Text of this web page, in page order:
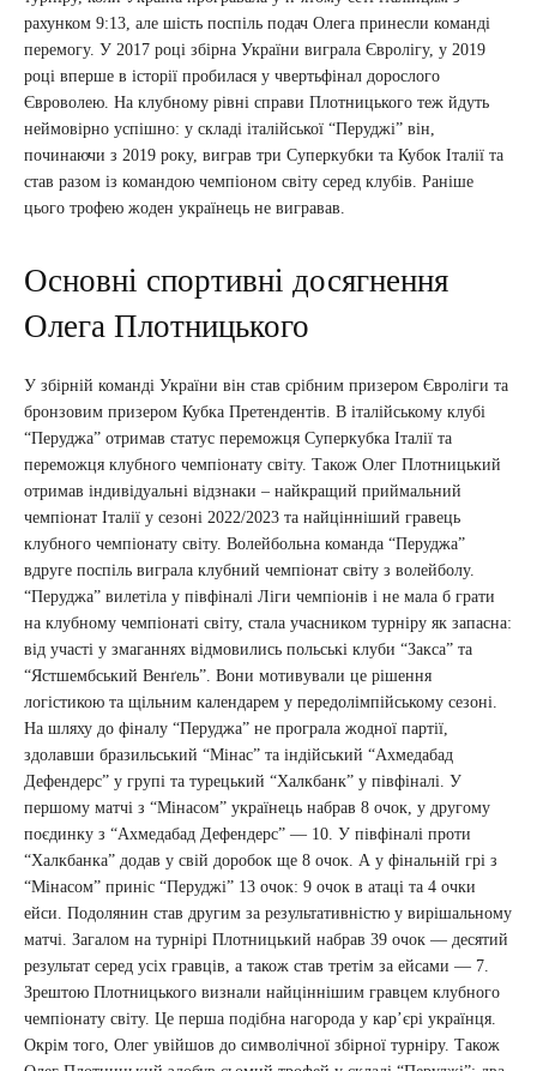
рахунком 9:13, але шість поспіль подач Олега принесли команді
перемогу. У 2017 році збірна України виграла Євролігу, у 2019
році вперше в історії пробилася у чвертьфінал дорослого
Євроволею. На клубному рівні справи Плотницького теж йдуть
неймовірно успішно: у складі італійської “Перуджі” він,
починаючи з 2019 року, виграв три Суперкубки та Кубок Італії та
став разом із командою чемпіоном світу серед клубів. Раніше
цього трофею жоден українець не вигравав.
Основні спортивні досягнення
Олега Плотницького
У збірній команді України він став срібним призером Євроліги та
бронзовим призером Кубка Претендентів. В італійському клубі
“Перуджа” отримав статус переможця Суперкубка Італії та
переможця клубного чемпіонату світу. Також Олег Плотницький
отримав індивідуальні відзнаки – найкращий приймальний
чемпіонат Італії у сезоні 2022/2023 та найцінніший гравець
клубного чемпіонату світу. Волейбольна команда “Перуджа”
вдруге поспіль виграла клубний чемпіонат світу з волейболу.
“Перуджа” вилетіла у півфіналі Ліги чемпіонів і не мала б грати
на клубному чемпіонаті світу, стала учасником турніру як запасна:
від участі у змаганнях відмовились польські клуби “Закса” та
“Ястшембський Венґель”. Вони мотивували це рішення
логістикою та щільним календарем у передолімпійському сезоні.
На шляху до фіналу “Перуджа” не програла жодної партії,
здолавши бразильський “Мінас” та індійський “Ахмедабад
Дефендерс” у групі та турецький “Халкбанк” у півфіналі. У
першому матчі з “Мінасом” українець набрав 8 очок, у другому
поєдинку з “Ахмедабад Дефендерс” — 10. У півфіналі проти
“Халкбанка” додав у свій доробок ще 8 очок. А у фінальній грі з
“Мінасом” приніс “Перуджі” 13 очок: 9 очок в атаці та 4 очки
ейси. Подолянин став другим за результативністю у вирішальному
матчі. Загалом на турнірі Плотницький набрав 39 очок — десятий
результат серед усіх гравців, а також став третім за ейсами — 7.
Зрештою Плотницького визнали найціннішим гравцем клубного
чемпіонату світу. Це перша подібна нагорода у кар’єрі українця.
Окрім того, Олег увійшов до символічної збірної турніру. Також